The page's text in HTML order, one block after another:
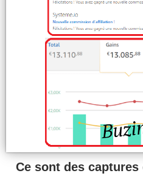
Ce sont des